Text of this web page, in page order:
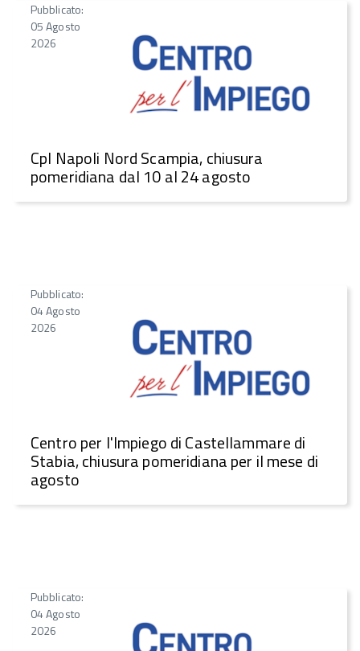
Pubblicato:
05 Agosto
2026
CpI Napoli Nord Scampia, chiusura
pomeridiana dal 10 al 24 agosto
Pubblicato:
04 Agosto
2026
Centro per l'Impiego di Castellammare di
Stabia, chiusura pomeridiana per il mese di
agosto
Pubblicato:
04 Agosto
2026